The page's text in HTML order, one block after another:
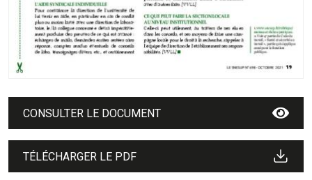
CONSULTER LE DOCUMENT
TÉLÉCHARGER LE PDF